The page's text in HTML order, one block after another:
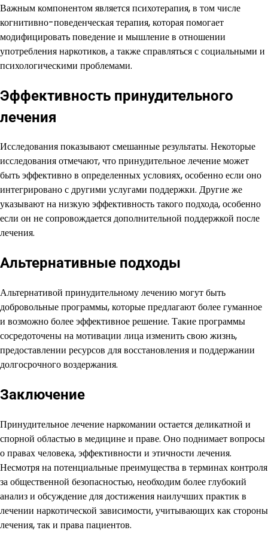
Важным компонентом является психотерапия, в том числе
когнитивно-поведенческая терапия, которая помогает
модифицировать поведение и мышление в отношении
употребления наркотиков, а также справляться с социальными и
психологическими проблемами.
Эффективность принудительного
лечения
Исследования показывают смешанные результаты. Некоторые
исследования отмечают, что принудительное лечение может
быть эффективно в определенных условиях, особенно если оно
интегрировано с другими услугами поддержки. Другие же
указывают на низкую эффективность такого подхода, особенно
если он не сопровождается дополнительной поддержкой после
лечения.
Альтернативные подходы
Альтернативой принудительному лечению могут быть
добровольные программы, которые предлагают более гуманное
и возможно более эффективное решение. Такие программы
сосредоточены на мотивации лица изменить свою жизнь,
предоставлении ресурсов для восстановления и поддержании
долгосрочного воздержания.
Заключение
Принудительное лечение наркомании остается деликатной и
спорной областью в медицине и праве. Оно поднимает вопросы
о правах человека, эффективности и этичности лечения.
Несмотря на потенциальные преимущества в терминах контроля
за общественной безопасностью, необходим более глубокий
анализ и обсуждение для достижения наилучших практик в
лечении наркотической зависимости, учитывающих как стороны
лечения, так и права пациентов.